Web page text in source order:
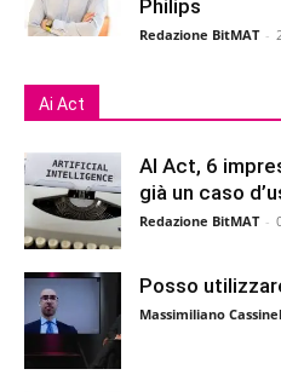
Philips
Redazione BitMAT -
Ai Act
AI Act, 6
già un caso
Redazione BitMAT -
Posso
Massimiliano